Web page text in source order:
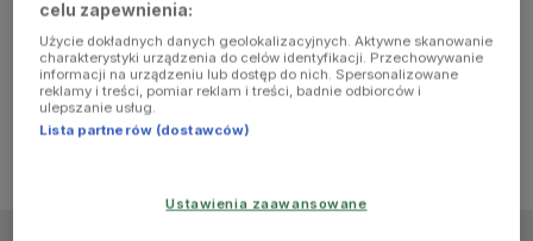
more
information)
celu zapewnienia:
Użycie dokładnych danych geolokalizacyjnych. Aktywne skanowanie
charakterystyki urządzenia do celów identyfikacji. Przechowywanie
informacji na urządzeniu lub dostęp do nich. Spersonalizowane
reklamy i treści, pomiar reklam i treści, badnie odbiorców i
ulepszanie usług.
Lista partnerów (dostawców)
Ustawienia zaawansowane